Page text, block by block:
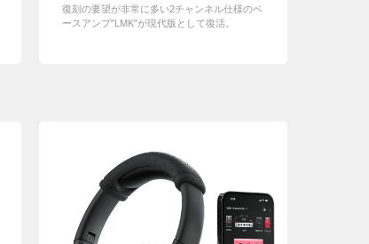
復刻の要望が非常に多い2チャンネル仕様のベ
ースアンプ"LMK"が現代版として復活。